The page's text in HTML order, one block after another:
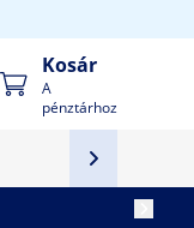
Kosár
A
pénztárhoz